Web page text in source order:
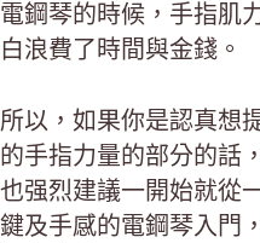
電鋼琴的時候，手指肌
白浪費了時間與金錢。
所以，如果你是認真想
的手指力量的部分的話
也强烈建議一開始就從
鍵及手感的電鋼琴入門